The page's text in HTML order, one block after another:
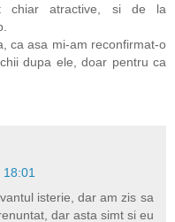
chiar atractive, si de la
ca asa mi-am reconfirmat-o
dupa ele, doar pentru ca
isterie, dar am zis sa
dar asta simt si eu